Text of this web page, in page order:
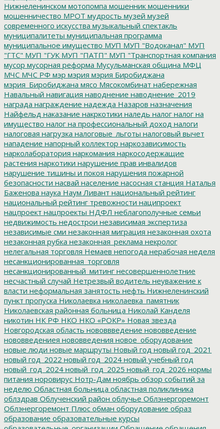
Нижнеленинском мотопомпа мошенник мошенники
мошенничество МРОТ мудрость музей музей
современного искусства музыкальный спектакль
муниципалитеты муниципальная программа
муниципальное имущество МУП МУП "Водоканал" МУП
"ГТС" МУП "ГУК МУП "ПАТП" МУП "Транспортная компания
мусор мусорная реформа Мусульманская община МФЦ
МЧС МЧС РФ мэр мэрия мэрия Биробиджана
мэрия_Биробиджана мясо Мясокомбинат набережная
Навальный навигация наводнение наводнение_2019
награда награждение надежда Назаров назначения
Найфельд наказание накркотики наледь налог налог на
имущество налог на профессиональный доход налоги
налоговая нагрузка налоговые_льготы налоговый вычет
нападение напорный коллектор наркозависимость
нарколаборатория наркомания наркосодержащие
растения наркотики нарушение прав инвалидов
нарушение тишины и покоя нарушения пожарной
безопасности насвай население насосная станция Наталья
Баженова наука Наум Ливант национальный рейтинг
национальный рейтинг тревожности наципроект
нацпроект нацпроекты НДФЛ неблагополучные семьи
недвижимость недострои независимая экспертиза
независимые сми незаконная миграция незаконная охота
незаконная рубка незаконная_реклама некролог
нелегальная торговля Немаев непогода нерабочая неделя
несанкционированная_торговля
несанкционированный_митинг несовершеннолетние
несчастный случай Нетрезвый водитель неуважение к
власти неформальная занятость нефть Нижнеленинский
пункт пропуска Николаевка николаевка_памятник
Николаевская районная больница Николай Канделя
никотин НК РФ НКО НКО «РОКР» Новая звезда
Новгородская область нововвведение нововведение
нововведениея нововведения новое_оборудование
новые люди новые маршруты Новый год новый год_2021
новый год_2022 новый год_2024 новый учебный год
новый_год_2024 новый_год_2025 новый_год_2026 нормы
питания норовирус Нотр-Дам ноябрь обзор событий за
неделю Областная больница областная поликлиника
облздрав Облученский район облучье Облэнергоремонт
Облэнергоремонт Плюс обман оборудование образ
образование образовательные курсы